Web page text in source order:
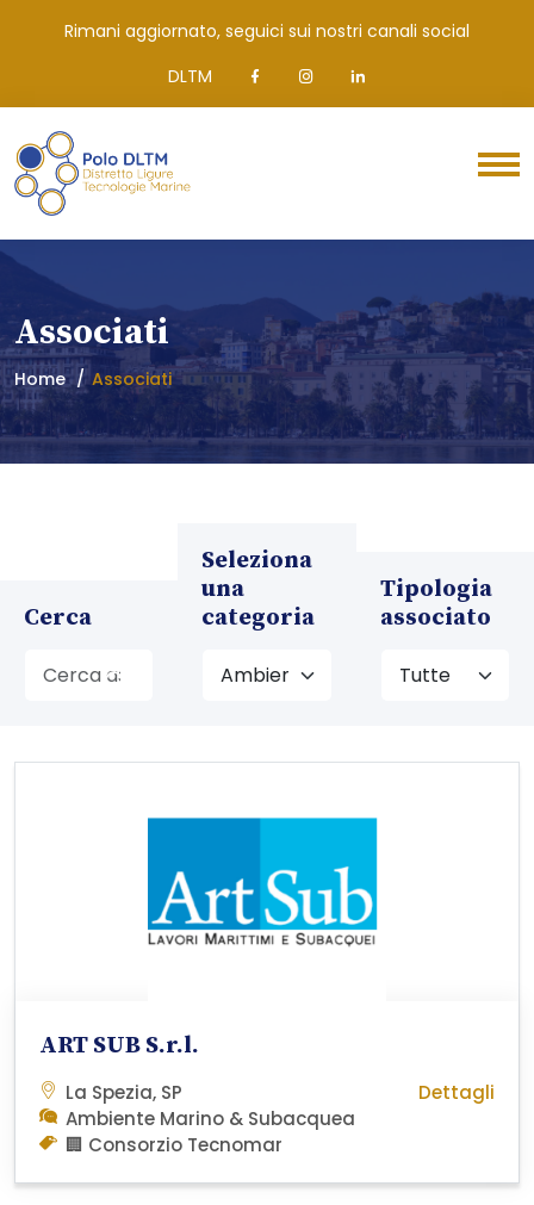
Rimani aggiornato, seguici sui nostri canali social
DLTM
Associati
Home Associati
Cerca
Seleziona
una
categoria
Tipologia
associato
ART SUB S.r.l.
La Spezia, SP
Ambiente Marino & Subacquea
🏢 Consorzio Tecnomar
Dettagli